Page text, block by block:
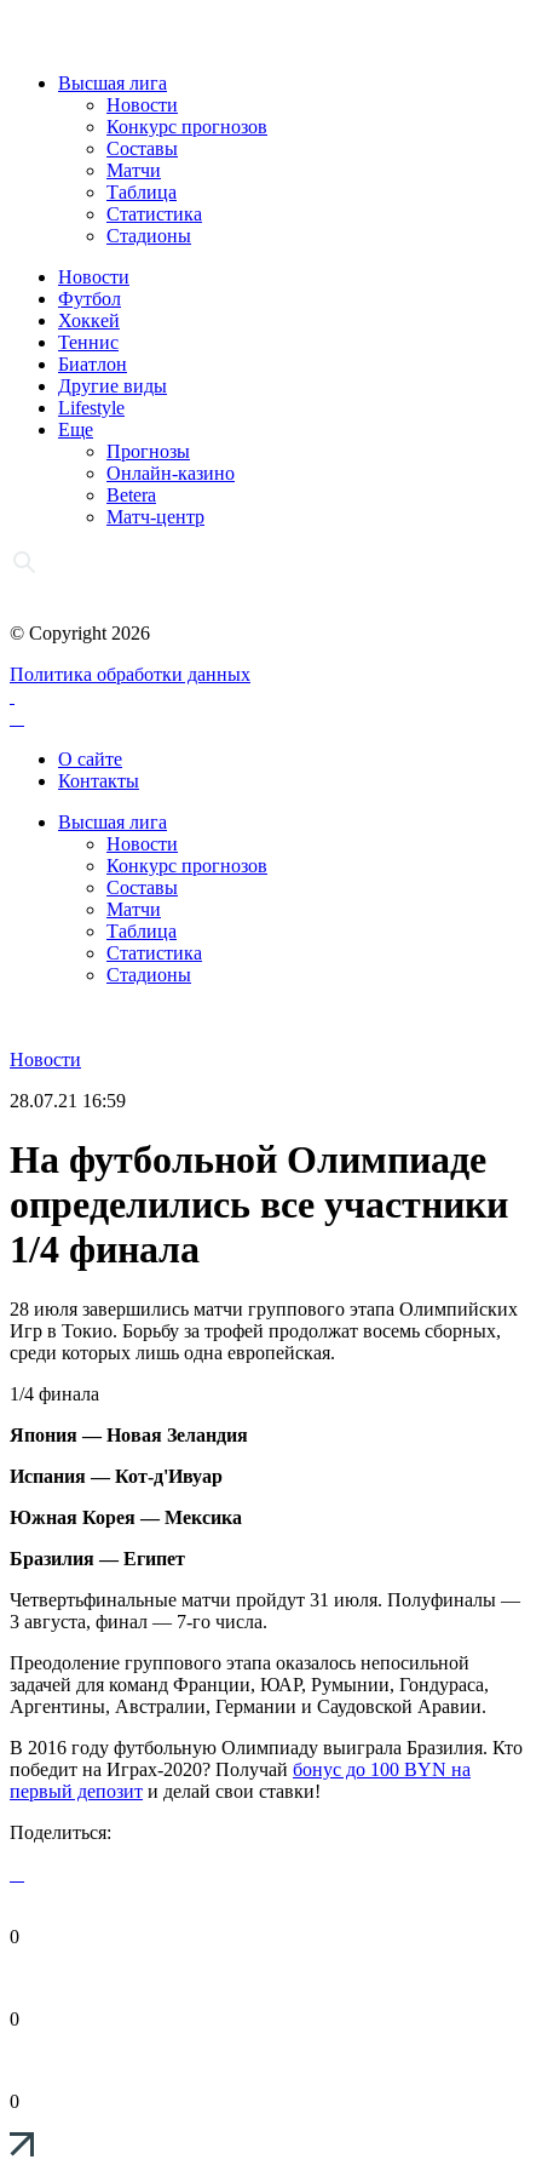
Высшая лига
Новости
Конкурс прогнозов
Составы
Матчи
Таблица
Статистика
Стадионы
Новости
Футбол
Хоккей
Теннис
Биатлон
Другие виды
Lifestyle
Еще
Прогнозы
Онлайн-казино
Betera
Матч-центр
© Copyright 2026
Политика обработки данных
О сайте
Контакты
Высшая лига
Новости
Конкурс прогнозов
Составы
Матчи
Таблица
Статистика
Стадионы
Новости
28.07.21 16:59
На футбольной Олимпиаде
определились все участники
1/4 финала
28 июля завершились матчи группового этапа Олимпийских
Игр в Токио. Борьбу за трофей продолжат восемь сборных,
среди которых лишь одна европейская.
1/4 финала
Япония — Новая Зеландия
Испания — Кот-д'Ивуар
Южная Корея — Мексика
Бразилия — Египет
Четвертьфинальные матчи пройдут 31 июля. Полуфиналы —
3 августа, финал — 7-го числа.
Преодоление группового этапа оказалось непосильной
задачей для команд Франции, ЮАР, Румынии, Гондураса,
Аргентины, Австралии, Германии и Саудовской Аравии.
В 2016 году футбольную Олимпиаду выиграла Бразилия. Кто
победит на Играх-2020? Получай бонус до 100 BYN на
первый депозит и делай свои ставки!
Поделиться:
0
0
0